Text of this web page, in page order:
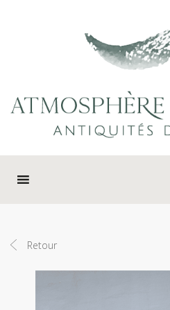
Retour